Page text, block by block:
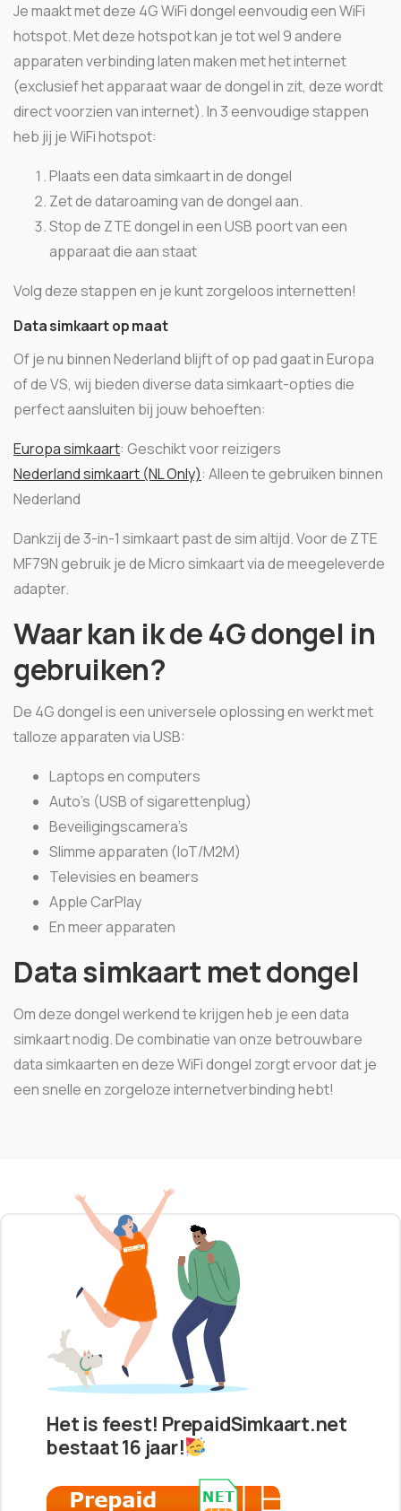
Je maakt met deze 4G WiFi dongel eenvoudig een WiFi
hotspot. Met deze hotspot kan je tot wel 9 andere
apparaten verbinding laten maken met het internet
(exclusief het apparaat waar de dongel in zit, deze wordt
direct voorzien van internet). In 3 eenvoudige stappen
heb jij je WiFi hotspot:
Plaats een data simkaart in de dongel
Zet de dataroaming van de dongel aan.
Stop de ZTE dongel in een USB poort van een
apparaat die aan staat
Volg deze stappen en je kunt zorgeloos internetten!
Data simkaart op maat
Of je nu binnen Nederland blijft of op pad gaat in Europa
of de VS, wij bieden diverse data simkaart-opties die
perfect aansluiten bij jouw behoeften:
Europa simkaart: Geschikt voor reizigers
Nederland simkaart (NL Only): Alleen te gebruiken binnen
Nederland
Dankzij de 3-in-1 simkaart past de sim altijd. Voor de ZTE
MF79N gebruik je de Micro simkaart via de meegeleverde
adapter.
Waar kan ik de 4G dongel in
gebruiken?
De 4G dongel is een universele oplossing en werkt met
talloze apparaten via USB:
Laptops en computers
Auto’s (USB of sigarettenplug)
Beveiligingscamera’s
Slimme apparaten (IoT/M2M)
Televisies en beamers
Apple CarPlay
En meer apparaten
Data simkaart met dongel
Om deze dongel werkend te krijgen heb je een data
simkaart nodig. De combinatie van onze betrouwbare
data simkaarten en deze WiFi dongel zorgt ervoor dat je
een snelle en zorgeloze internetverbinding hebt!
Het is feest! PrepaidSimkaart.net
bestaat 16 jaar!